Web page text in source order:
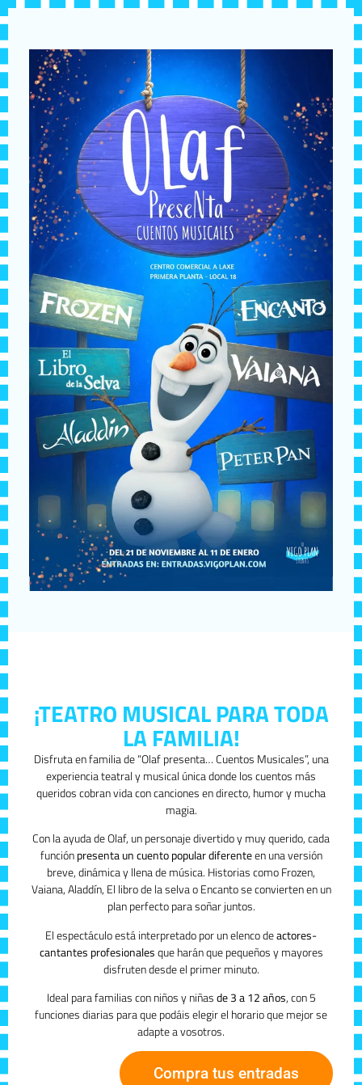
¡TEATRO MUSICAL PARA TODA
LA FAMILIA!
Disfruta en familia de “Olaf presenta… Cuentos Musicales”, una
experiencia teatral y musical única donde los cuentos más
queridos cobran vida con canciones en directo, humor y mucha
magia.
Con la ayuda de Olaf, un personaje divertido y muy querido, cada
funciónpresenta un cuento popular diferenteen una versión
breve, dinámica y llena de música. Historias como Frozen,
Vaiana, Aladdín, El libro de la selva o Encanto se convierten en un
plan perfecto para soñar juntos.
El espectáculo está interpretado por un elenco deactores-
cantantes profesionalesque harán que pequeños y mayores
disfruten desde el primer minuto.
Ideal para familias con niños y niñasde 3 a 12 años, con 5
funciones diarias para que podáis elegir el horario que mejor se
adapte a vosotros.
Compra tus entradas